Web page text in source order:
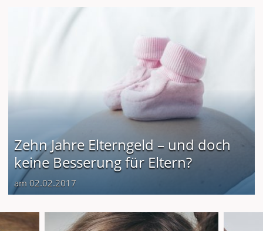
Zehn Jahre Elterngeld – und doch
keine Besserung für Eltern?
am 02.02.2017